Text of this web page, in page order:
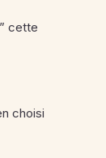
cette
choisi